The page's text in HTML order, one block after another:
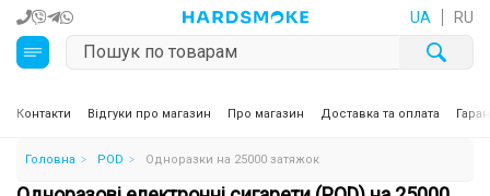
UA RU
Кальяни
Тютюн для кальяну та кальянні суміші
Контакти Відгуки про магазин Про магазин Доставка та оплата
Головна POD Одноразки на 25000 затяжок